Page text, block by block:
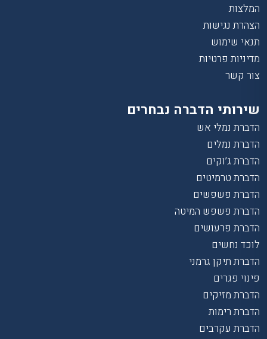
המלצות
הצהרת נגישות
תנאי שימוש
מדיניות פרטיות
צור קשר
שירותי הדברה נבחרים
הדברת נמלי אש
הדברת נמלים
הדברת ג’וקים
הדברת טרמיטים
הדברת פשפשים
הדברת פשפש המיטה
הדברת פרעושים
לוכד נחשים
הדברת תיקן גרמני
פינוי פגרים
הדברת מזיקים
הדברת רימות
הדברת עקרבים